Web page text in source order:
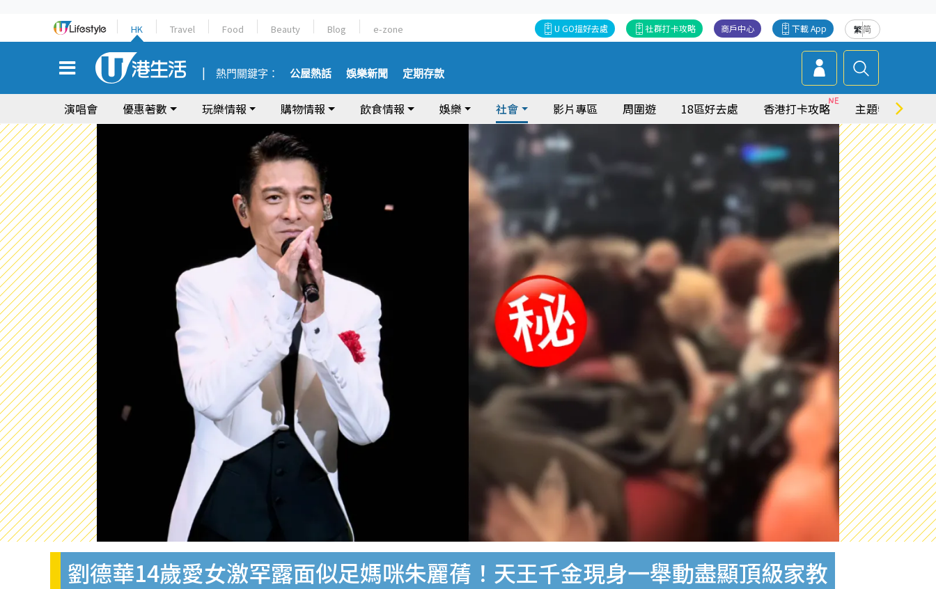
HK Travel Food Beauty Blog e-zone 繁简
下載 App
商戶中心
社群打卡攻略
U GO搵好去處
熱門關鍵字： 公屋熱話 娛樂新聞 定期存款
演唱會 優惠著數 玩樂情報 購物情報 飲食情報 娛樂 社會 影片專區 周圍遊 18區好去處 香港打卡攻略 主題特集
劉德華14歲愛女激罕露面似足媽咪朱麗蒨！天王千金現身一舉動盡顯頂級家教